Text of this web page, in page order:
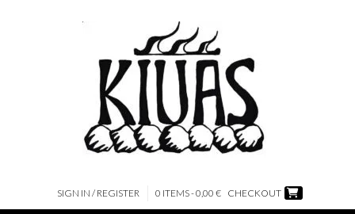
SIGN IN / REGISTER 0 ITEMS - 0,00 € CHECKOUT